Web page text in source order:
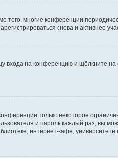
того, многие конференции
снова и активнее
входа на конференцию и щёлкните на
только некоторое
и пароль каждый раз, вы
интернет-кафе, университете